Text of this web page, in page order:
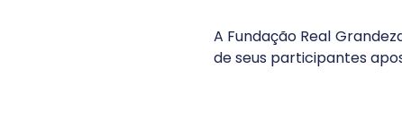
A Fundação Real
de seus participantes